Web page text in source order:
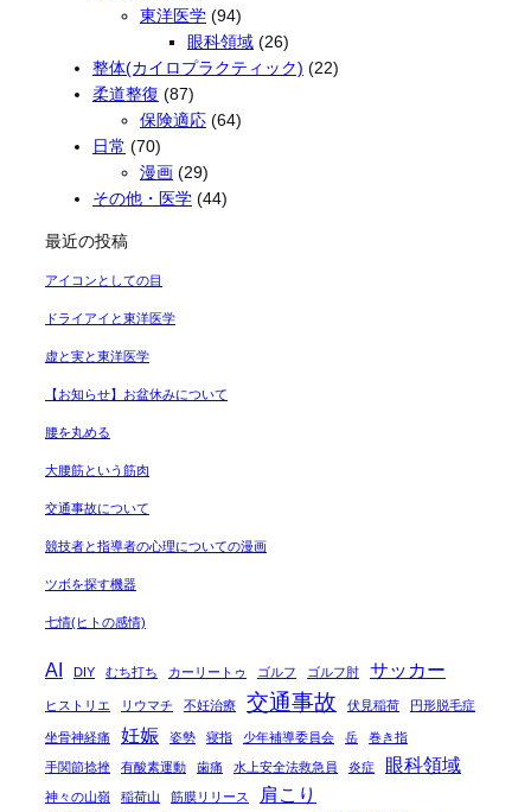
東洋医学 (94)
眼科領域 (26)
整体(カイロプラクティック) (22)
柔道整復 (87)
保険適応 (64)
日常 (70)
漫画 (29)
その他・医学 (44)
最近の投稿
アイコンとしての目
ドライアイと東洋医学
虚と実と東洋医学
【お知らせ】お盆休みについて
腰を丸める
大腰筋という筋肉
交通事故について
競技者と指導者の心理についての漫画
ツボを探す機器
七情(ヒトの感情)
AI DIY むち打ち カーリートゥ ゴルフ ゴルフ肘 サッカー
ヒストリエ リウマチ 不妊治療 交通事故 伏見稲荷 円形脱毛症
坐骨神経痛 妊娠 姿勢 寝指 少年補導委員会 岳 巻き指
手関節捻挫 有酸素運動 歯痛 水上安全法救急員 炎症 眼科領域
神々の山嶺 稲荷山 筋膜リリース
肩こり